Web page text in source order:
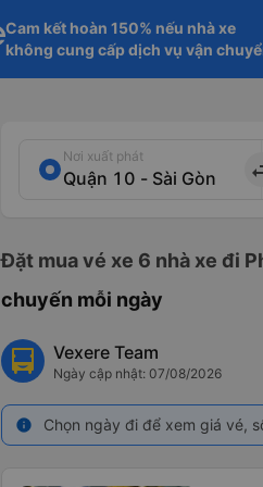
Cam kết hoàn 150% nếu nhà xe
không cung cấp dịch vụ vận
Nơi xuất phát
Đặt mua vé xe 6 nhà xe đi
chuyến mỗi ngày
Vexere Team
Ngày cập nhật: 07/08/2026
info Chọn ngày đi để xem giá vé,